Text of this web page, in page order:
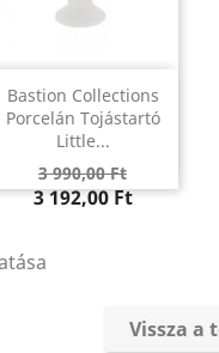
Bastion Collections
Porcelán Tojástartó
Little...
Regular
price
3 990,00 FtÁr
3 192,00 Ft
Vissza a